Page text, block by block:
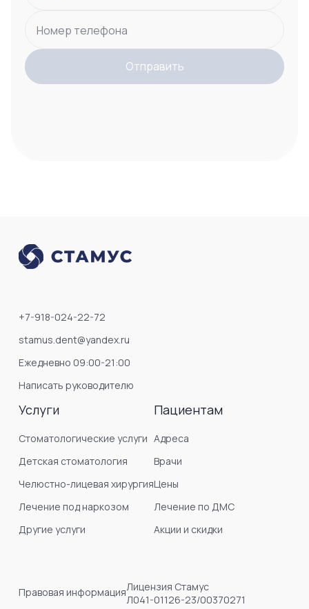
Номер телефона
Отправить
+7-918-024-22-72
stamus.dent@yandex.ru
Ежедневно 09:00-21:00
Написать руководителю
Услуги
Стоматологические услуги
Детская стоматология
Челюстно-лицевая хирургия
Лечение под наркозом
Другие услуги
Пациентам
Адреса
Врачи
Цены
Лечение по ДМС
Акции и скидки
Правовая информацияЛицензия Стамус
Л041-01126-23/00370271